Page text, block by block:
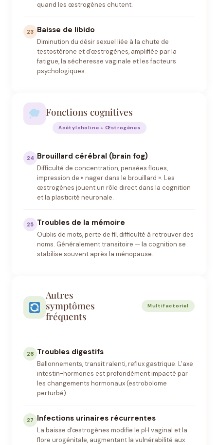
quand les œstrogènes chutent.
23 Baisse de libido
Diminution du désir sexuel liée à la chute de
testostérone et d'œstrogènes, amplifiée par la
fatigue, la sécheresse vaginale et les facteurs
psychologiques.
Fonctions cognitives
Acétylcholine + Œstrogènes
24 Brouillard cérébral (brain fog)
Difficulté de concentration, pensées floues,
impression de « nager dans le brouillard ». Les
œstrogènes jouent un rôle direct dans la cognition
et la plasticité neuronale.
25 Troubles de la mémoire
Oublis de mots, perte de fil, difficulté à retrouver des
noms. Généralement transitoire — la cognition se
stabilise souvent après la ménopause.
Autres
symptômes
fréquents
Multifactoriel
26 Troubles digestifs
Ballonnements, transit ralenti, reflux gastrique. L'axe
intestin-hormones est profondément impacté par
les changements hormonaux (estrobolome
perturbé).
27 Infections urinaires récurrentes
La baisse d'œstrogènes modifie le pH vaginal et la
flore urogénitale, augmentant la vulnérabilité aux